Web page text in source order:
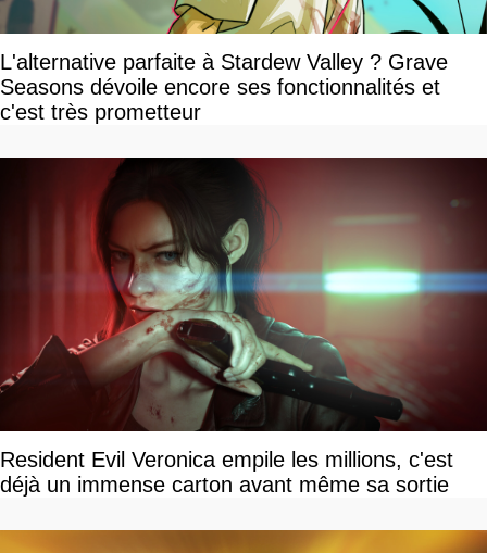
L'alternative parfaite à Stardew Valley ? Grave
Seasons dévoile encore ses fonctionnalités et
c'est très prometteur
Resident Evil Veronica empile les millions, c'est
déjà un immense carton avant même sa sortie